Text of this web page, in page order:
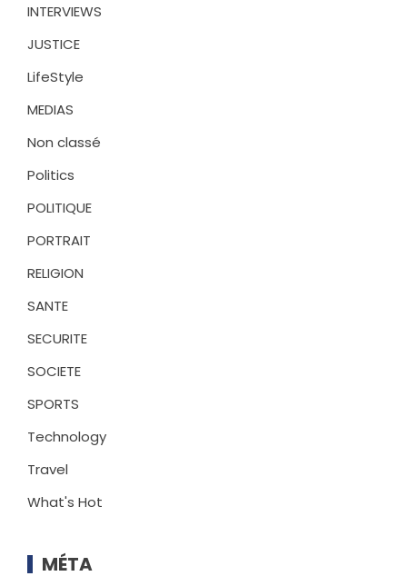
INTERVIEWS
JUSTICE
LifeStyle
MEDIAS
Non classé
Politics
POLITIQUE
PORTRAIT
RELIGION
SANTE
SECURITE
SOCIETE
SPORTS
Technology
Travel
What's Hot
MÉTA